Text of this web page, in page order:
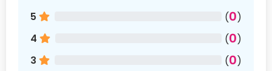
5 (0)
4
(0)
3
(0)